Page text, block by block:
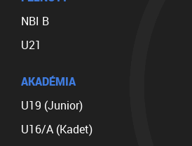
NBI B
U21
AKADÉMIA
U19 (Junior)
U16/A (Kadet)